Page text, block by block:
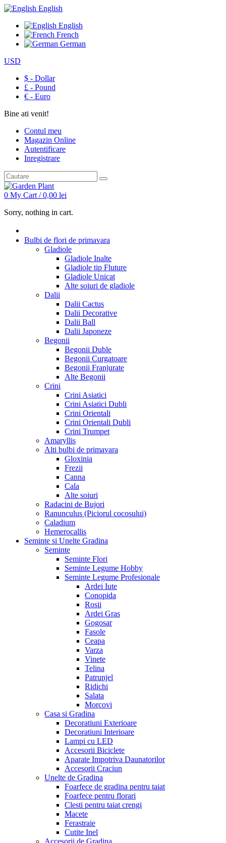
English
English
French
German
USD
$ - Dollar
£ - Pound
€ - Euro
Bine ati venit!
Contul meu
Magazin Online
Autentificare
Inregistrare
0 My Cart /0,00 lei
Sorry, nothing in cart.
Bulbi de flori de primavara
Gladiole
Gladiole Inalte
Gladiole tip Fluture
Gladiole Unicat
Alte soiuri de gladiole
Dalii
Dalii Cactus
Dalii Decorative
Dalii Ball
Dalii Japoneze
Begonii
Begonii Duble
Begonii Curgatoare
Begonii Franjurate
Alte Begonii
Crini
Crini Asiatici
Crini Asiatici Dubli
Crini Orientali
Crini Orientali Dubli
Crini Trumpet
Amaryllis
Alti bulbi de primavara
Gloxinia
Frezii
Canna
Cala
Alte soiuri
Radacini de Bujori
Ranunculus (Piciorul cocosului)
Caladium
Hemerocallis
Seminte si Unelte Gradina
Seminte
Seminte Flori
Seminte Legume Hobby
Seminte Legume Profesionale
Ardei Iute
Conopida
Rosii
Ardei Gras
Gogosar
Fasole
Ceapa
Varza
Vinete
Telina
Patrunjel
Ridichi
Salata
Morcovi
Casa si Gradina
Decoratiuni Exterioare
Decoratiuni Interioare
Lampi cu LED
Accesorii Biciclete
Aparate Impotriva Daunatorilor
Accesorii Craciun
Unelte de Gradina
Foarfece de gradina pentru taiat
Foarfece pentru florari
Clesti pentru taiat crengi
Macete
Ferastraie
Cutite Inel
Accesorii de Gradina